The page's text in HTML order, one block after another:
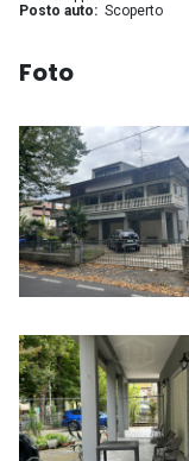
Posto auto
Scoperto
Foto